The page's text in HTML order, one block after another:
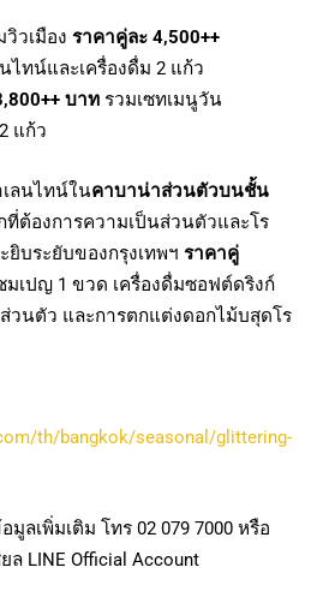
วเมือง ราคาคู่ละ 4,500++
ไทน์และเครื่องดื่ม 2 แก้ว
บาท รวมเซทเมนูวัน
แก้ว
ลนไทน์ในคาบาน่าส่วนตัวบนชั้น
ที่ต้องการความเป็นส่วนตัวและโร
บระยับของกรุงเทพฯ ราคาคู่
มเปญ 1 ขวด เครื่องดื่มซอฟต์ดริงก์
วนตัว และการตกแต่งดอกไม้บสุดโร
th/bangkok/seasonal/glittering-
ลเพิ่มเติม โทร 02 079 7000 หรือ
LINE Official Account